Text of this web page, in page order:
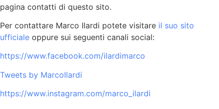
pagina contatti di questo sito.
Per contattare Marco Ilardi potete visitare il suo sito
ufficiale oppure sui seguenti canali social:
https://www.facebook.com/ilardimarco
Tweets by MarcoIlardi
https://www.instagram.com/marco_ilardi